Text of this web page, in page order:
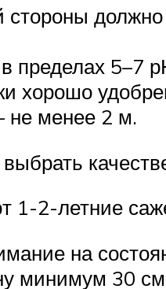
пределах 5–7
хорошо
не менее 2 м.
1-2-летние
на
минимум 30